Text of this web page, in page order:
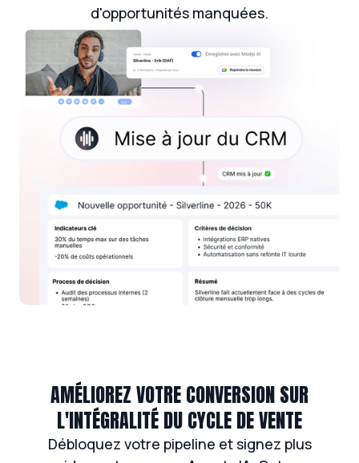
d'opportunités manquées.
AMÉLIOREZ VOTRE CONVERSION SUR
L'INTÉGRALITÉ DU CYCLE DE VENTE
Débloquez votre pipeline et signez plus